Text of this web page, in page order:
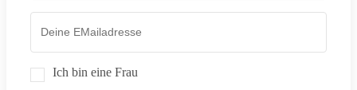
Ich bin eine Frau